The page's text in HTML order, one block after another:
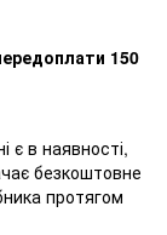
150
є в наявності,
безкоштовне
протягом